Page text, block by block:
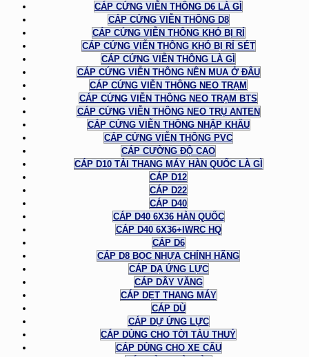
CÁP CỨNG VIỄN THÔNG D6 LÀ GÌ
CÁP CỨNG VIỄN THÔNG D8
CÁP CỨNG VIỄN THÔNG KHÓ BỊ RỈ
CÁP CỨNG VIỄN THÔNG KHÓ BỊ RỈ SÉT
CÁP CỨNG VIỄN THÔNG LÀ GÌ
CÁP CỨNG VIỄN THÔNG NÊN MUA Ở ĐÂU
CÁP CỨNG VIỄN THÔNG NEO TRẠM
CÁP CỨNG VIỄN THÔNG NEO TRẠM BTS
CÁP CỨNG VIỄN THÔNG NEO TRỤ ANTEN
CÁP CỨNG VIỄN THÔNG NHẬP KHẨU
CÁP CỨNG VIỄN THÔNG PVC
CÁP CƯỜNG ĐỘ CAO
CÁP D10 TẢI THANG MÁY HÀN QUỐC LÀ GÌ
CÁP D12
CÁP D22
CÁP D40
CÁP D40 6X36 HÀN QUỐC
CÁP D40 6X36+IWRC HQ
CÁP D6
CÁP D8 BỌC NHỰA CHÍNH HÃNG
CÁP DẠ ỨNG LỰC
CÁP DÂY VĂNG
CÁP DẸT THANG MÁY
CÁP DÙ
CÁP DỰ ỨNG LỰC
CÁP DÙNG CHO TỜI TÀU THUỶ
CÁP DÙNG CHO XE CẨU